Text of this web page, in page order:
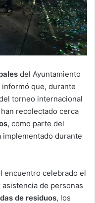
del Ayuntamiento
informó que, durante
torneo internacional
han recolectado cerca
, como parte del
durante
encuentro celebrado el
de personas
de residuos, los